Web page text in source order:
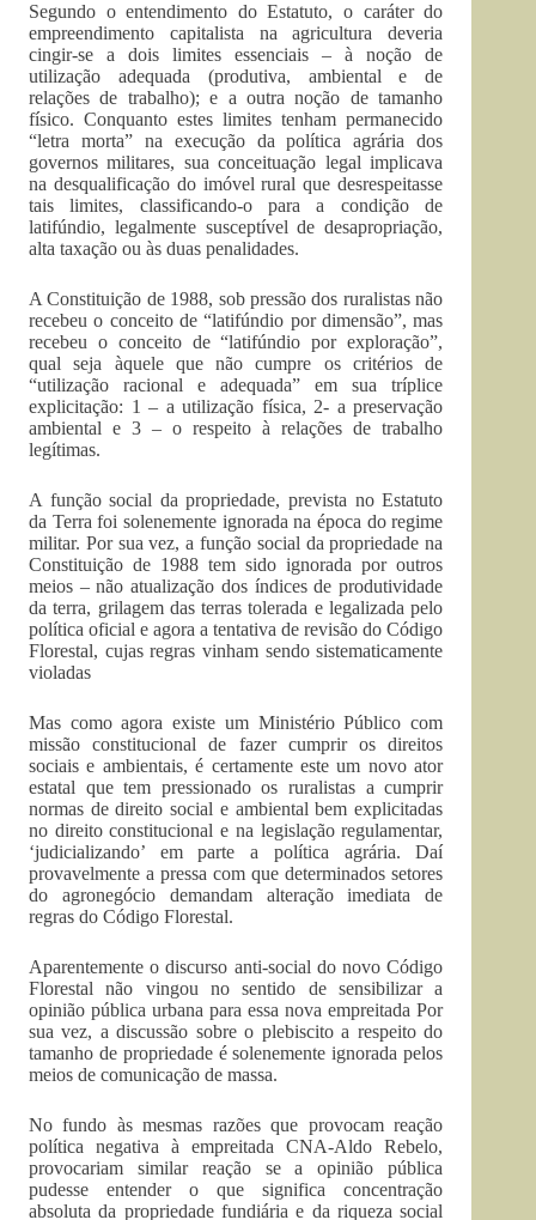
Segundo o entendimento do Estatuto, o caráter do
empreendimento capitalista na agricultura deveria
cingir-se a dois limites essenciais – à noção de
utilização adequada (produtiva, ambiental e de
relações de trabalho); e a outra noção de tamanho
físico. Conquanto estes limites tenham permanecido
“letra morta” na execução da política agrária dos
governos militares, sua conceituação legal implicava
na desqualificação do imóvel rural que desrespeitasse
tais limites, classificando-o para a condição de
latifúndio, legalmente susceptível de desapropriação,
alta taxação ou às duas penalidades.
A Constituição de 1988, sob pressão dos ruralistas não
recebeu o conceito de “latifúndio por dimensão”, mas
recebeu o conceito de “latifúndio por exploração”,
qual seja àquele que não cumpre os critérios de
“utilização racional e adequada” em sua tríplice
explicitação: 1 – a utilização física, 2- a preservação
ambiental e 3 – o respeito à relações de trabalho
legítimas.
A função social da propriedade, prevista no Estatuto
da Terra foi solenemente ignorada na época do regime
militar. Por sua vez, a função social da propriedade na
Constituição de 1988 tem sido ignorada por outros
meios – não atualização dos índices de produtividade
da terra, grilagem das terras tolerada e legalizada pelo
política oficial e agora a tentativa de revisão do Código
Florestal, cujas regras vinham sendo sistematicamente
violadas
Mas como agora existe um Ministério Público com
missão constitucional de fazer cumprir os direitos
sociais e ambientais, é certamente este um novo ator
estatal que tem pressionado os ruralistas a cumprir
normas de direito social e ambiental bem explicitadas
no direito constitucional e na legislação regulamentar,
‘judicializando’ em parte a política agrária. Daí
provavelmente a pressa com que determinados setores
do agronegócio demandam alteração imediata de
regras do Código Florestal.
Aparentemente o discurso anti-social do novo Código
Florestal não vingou no sentido de sensibilizar a
opinião pública urbana para essa nova empreitada Por
sua vez, a discussão sobre o plebiscito a respeito do
tamanho de propriedade é solenemente ignorada pelos
meios de comunicação de massa.
No fundo às mesmas razões que provocam reação
política negativa à empreitada CNA-Aldo Rebelo,
provocariam similar reação se a opinião pública
pudesse entender o que significa concentração
absoluta da propriedade fundiária e da riqueza social